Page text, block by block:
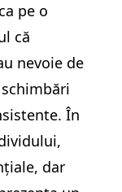
pe o
că
nevoie de
În
dar